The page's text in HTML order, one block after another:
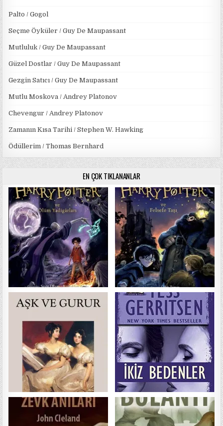
Palto / Gogol
Seçme Öyküler / Guy De Maupassant
Mutluluk / Guy De Maupassant
Güzel Dostlar / Guy De Maupassant
Gezgin Satıcı / Guy De Maupassant
Mutlu Moskova / Andrey Platonov
Chevengur / Andrey Platonov
Zamanın Kısa Tarihi / Stephen W. Hawking
Ödüllerim / Thomas Bernhard
EN ÇOK TIKLANANLAR